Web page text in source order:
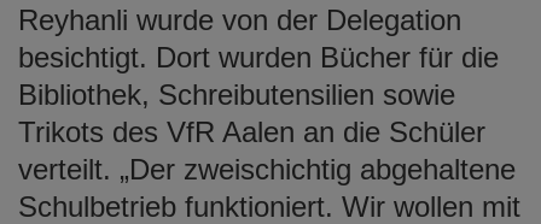
Reyhanli wurde von der Delegation
besichtigt. Dort wurden Bücher für die
Bibliothek, Schreibutensilien sowie
Trikots des VfR Aalen an die Schüler
verteilt. „Der zweischichtig abgehaltene
Schulbetrieb funktioniert. Wir wollen mit